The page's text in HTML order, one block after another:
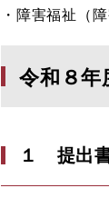
・障害福祉（
令和８年
１ 提出